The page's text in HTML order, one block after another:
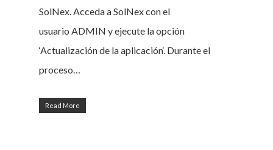
SolNex. Acceda a SolNex con el
usuario ADMIN y ejecute la opción
‘Actualización de la aplicación‘. Durante el
proceso…
Read More